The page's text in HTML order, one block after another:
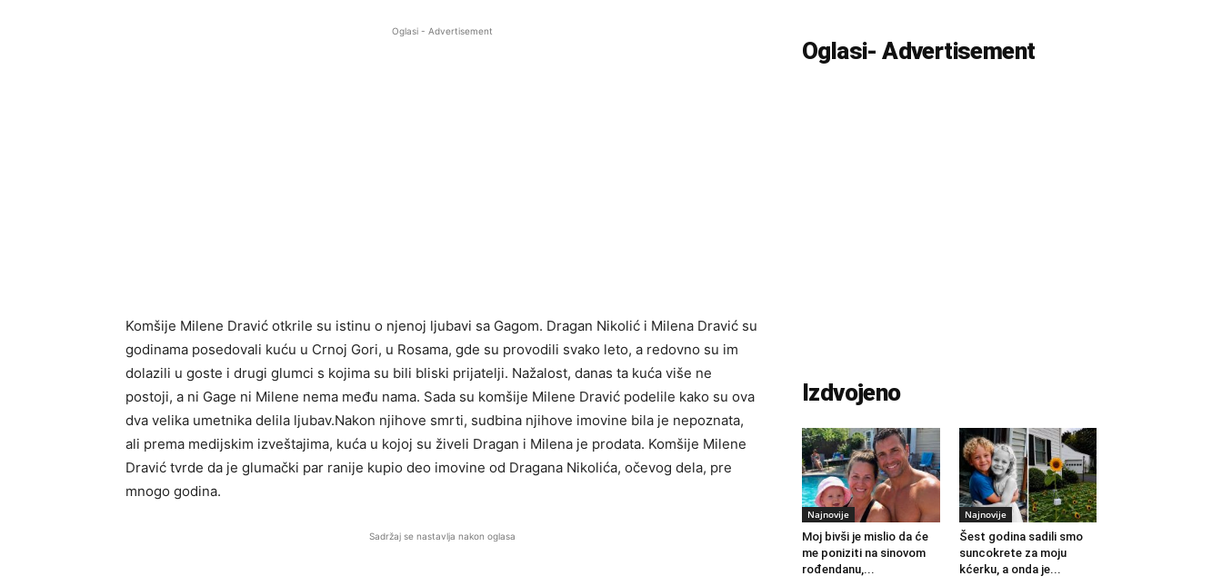
Oglasi - Advertisement
Komšije Milene Dravić otkrile su istinu o njenoj ljubavi sa Gagom. Dragan Nikolić i Milena Dravić su
godinama posedovali kuću u Crnoj Gori, u Rosama, gde su provodili svako leto, a redovno su im
dolazili u goste i drugi glumci s kojima su bili bliski prijatelji. Nažalost, danas ta kuća više ne
postoji, a ni Gage ni Milene nema među nama. Sada su komšije Milene Dravić podelile kako su ova
dva velika umetnika delila ljubav.Nakon njihove smrti, sudbina njihove imovine bila je nepoznata,
ali prema medijskim izveštajima, kuća u kojoj su živeli Dragan i Milena je prodata. Komšije Milene
Dravić tvrde da je glumački par ranije kupio deo imovine od Dragana Nikolića, očevog dela, pre
mnogo godina.
Sadržaj se nastavlja nakon oglasa
Oglasi- Advertisement
Izdvojeno
Najnovije
Moj bivši je mislio da će
me poniziti na sinovom
rođendanu,...
Najnovije
Šest godina sadili smo
suncokrete za moju
kćerku, a onda je...